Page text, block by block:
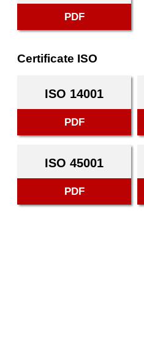
PDF
Certificate ISO
ISO 14001
PDF
ISO 45001
PDF